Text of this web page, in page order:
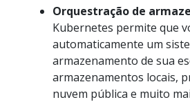
Orquestração de
Kubernetes permite que
automaticamente um
armazenamento de sua
armazenamentos locais,
nuvem pública e muito